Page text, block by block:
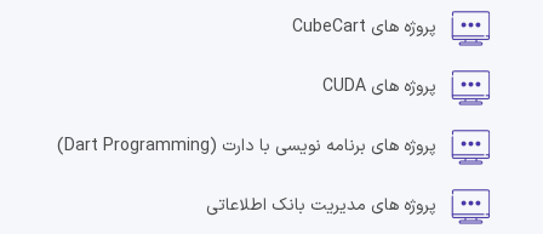
پروژه های CubeCart
پروژه های CUDA
پروژه های برنامه نویسی با دارت (Dart Programming)
پروژه های مدیریت بانک اطلاعاتی